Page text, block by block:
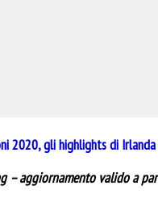
2020, gli highlights di
– aggiornamento valido a